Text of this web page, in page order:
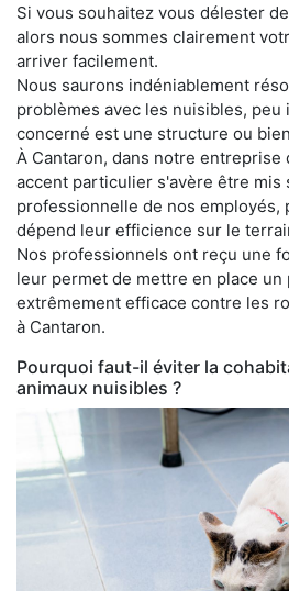
Si vous souhaitez vous délester
alors nous sommes clairement
arriver facilement.
Nous saurons indéniablement
problèmes avec les nuisibles,
concerné est une structure ou
À Cantaron, dans notre entreprise
accent particulier s'avère être mis
professionnelle de nos employés,
dépend leur efficience sur le
Nos professionnels ont reçu une
leur permet de mettre en place
extrêmement efficace contre les
à Cantaron.
Pourquoi faut-il éviter la
animaux nuisibles ?